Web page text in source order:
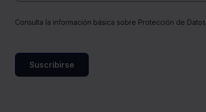
Consulta la información básica sobre Protección de Datos
Suscribirse